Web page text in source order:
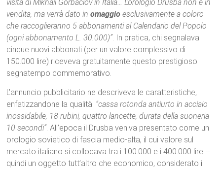
visita di Mikhail Gorbaciov in Italia… L’orologio Drusba non è in
vendita, ma verrà dato inomaggio esclusivamente a coloro
che raccoglieranno 5 abbonamenti al Calendario del Popolo
(ogni abbonamento L. 30.000)”. In pratica, chi segnalava
cinque nuovi abbonati (per un valore complessivo di
150.000 lire) riceveva gratuitamente questo prestigioso
segnatempo commemorativo.
L’annuncio pubblicitario ne descriveva le caratteristiche,
enfatizzandone la qualità: “cassa rotonda antiurto in acciaio
inossidabile, 18 rubini, quattro lancette, durata della suoneria
10 secondi”. All’epoca il Drusba veniva presentato come un
orologio sovietico di fascia medio-alta, il cui valore sul
mercato italiano si collocava tra i 100.000 e i 400.000 lire –
quindi un oggetto tutt’altro che economico, considerato il